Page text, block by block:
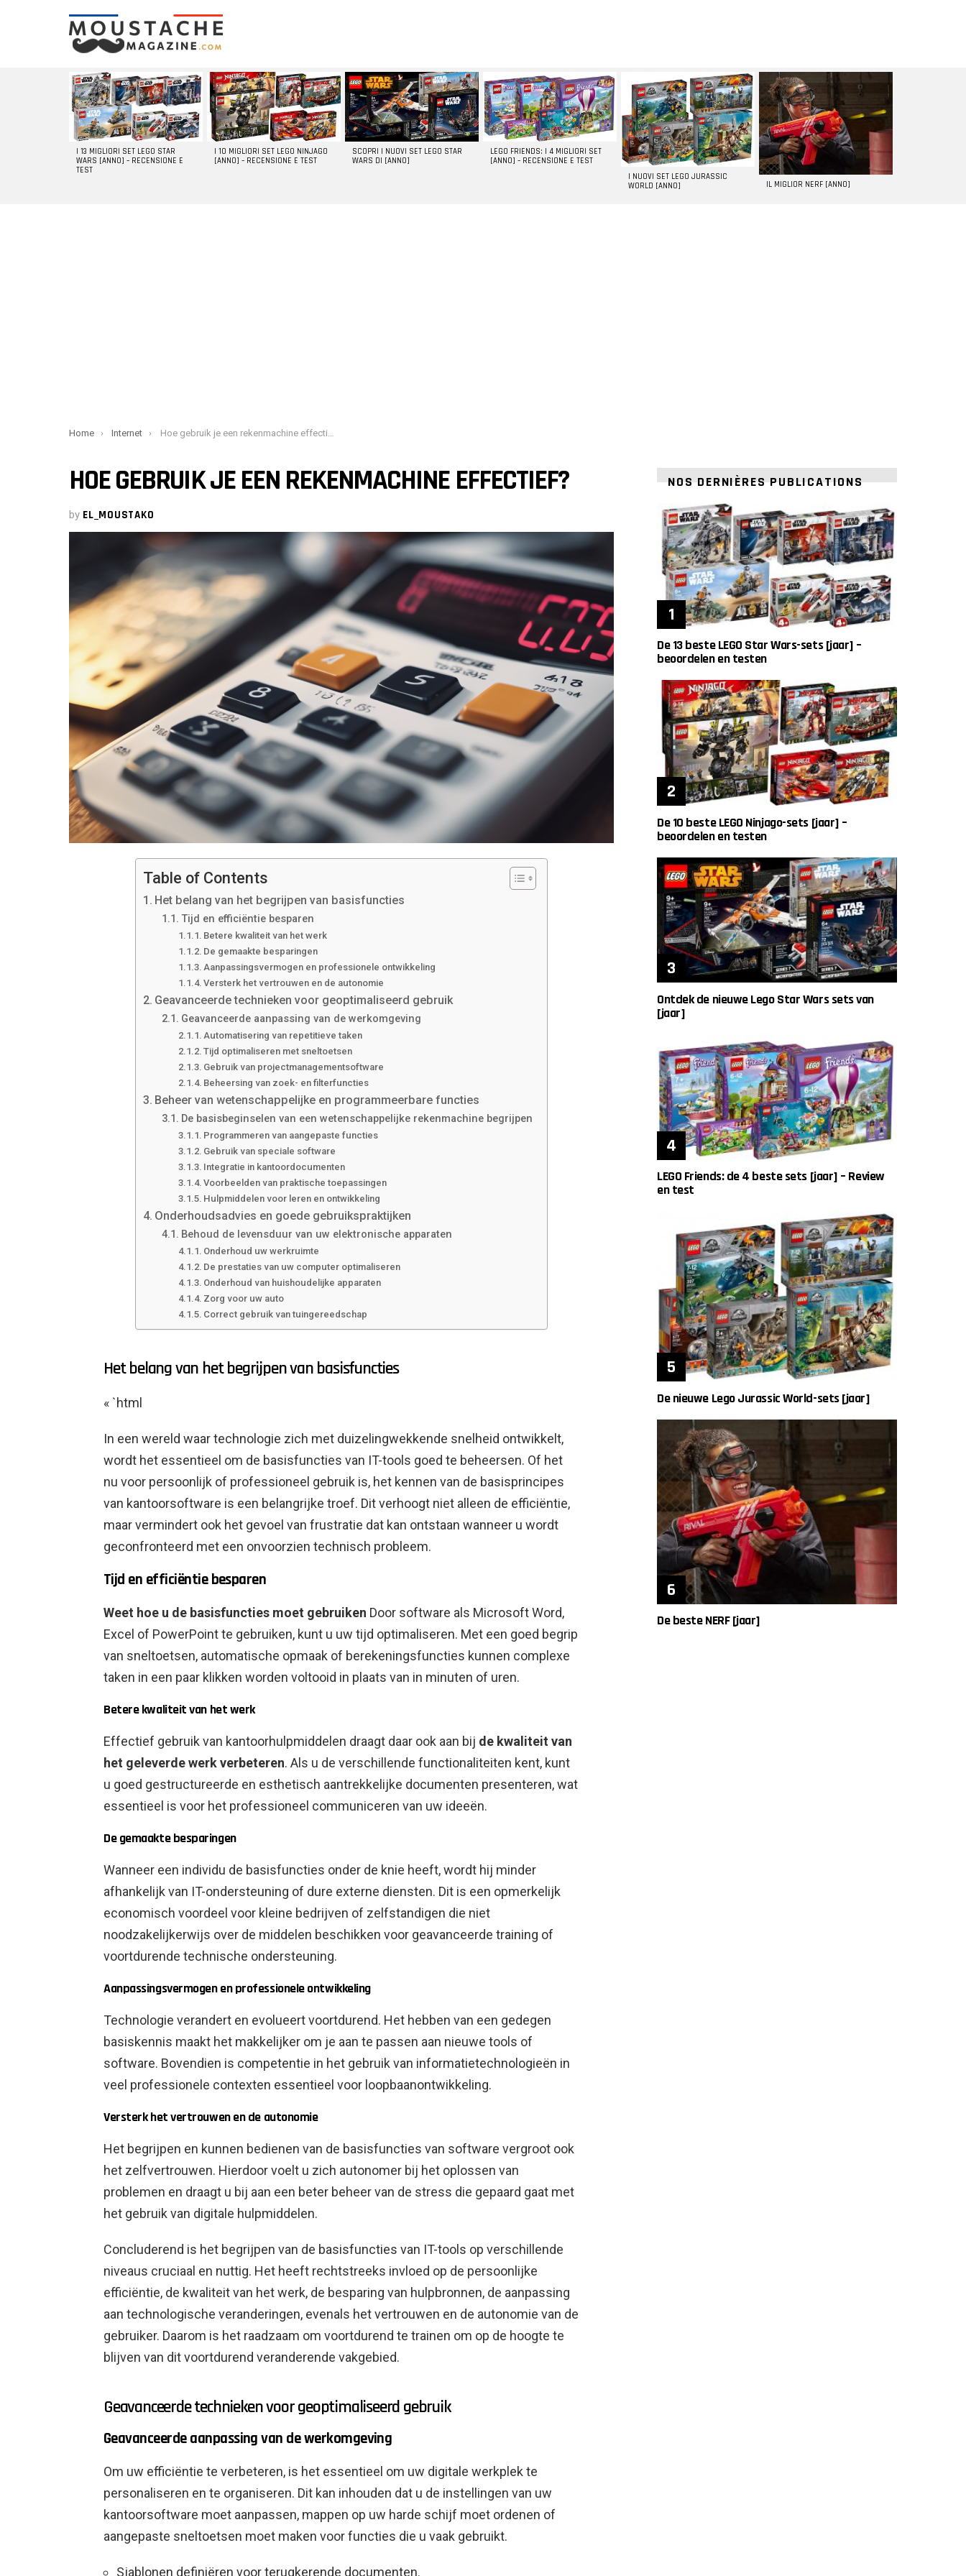
LATEST
STORIES
I 13 MIGLIORI SET LEGO STAR
WARS [ANNO] – RECENSIONE E
TEST
I 10 MIGLIORI SET LEGO NINJAGO
[ANNO] – RECENSIONE E TEST
SCOPRI I NUOVI SET LEGO STAR
WARS DI [ANNO]
LEGO FRIENDS: I 4 MIGLIORI SET
[ANNO] – RECENSIONE E TEST
I NUOVI SET LEGO JURASSIC
WORLD [ANNO]
IL MIGLIOR NERF [ANNO]
You are here:
Home Internet Hoe gebruik je een rekenmachine effectief?
HOE GEBRUIK JE EEN REKENMACHINE EFFECTIEF?
by EL_MOUSTAKO
Table of Contents
Het belang van het begrijpen van basisfuncties
Tijd en efficiëntie besparen
Betere kwaliteit van het werk
De gemaakte besparingen
Aanpassingsvermogen en professionele ontwikkeling
Versterk het vertrouwen en de autonomie
Geavanceerde technieken voor geoptimaliseerd gebruik
Geavanceerde aanpassing van de werkomgeving
Automatisering van repetitieve taken
Tijd optimaliseren met sneltoetsen
Gebruik van projectmanagementsoftware
Beheersing van zoek- en filterfuncties
Beheer van wetenschappelijke en programmeerbare functies
De basisbeginselen van een wetenschappelijke rekenmachine begrijpen
Programmeren van aangepaste functies
Gebruik van speciale software
Integratie in kantoordocumenten
Voorbeelden van praktische toepassingen
Hulpmiddelen voor leren en ontwikkeling
Onderhoudsadvies en goede gebruikspraktijken
Behoud de levensduur van uw elektronische apparaten
Onderhoud uw werkruimte
De prestaties van uw computer optimaliseren
Onderhoud van huishoudelijke apparaten
Zorg voor uw auto
Correct gebruik van tuingereedschap
Het belang van het begrijpen van basisfuncties
« `html
In een wereld waar technologie zich met duizelingwekkende snelheid ontwikkelt,
wordt het essentieel om de basisfuncties van IT-tools goed te beheersen. Of het
nu voor persoonlijk of professioneel gebruik is, het kennen van de basisprincipes
van kantoorsoftware is een belangrijke troef. Dit verhoogt niet alleen de efficiëntie,
maar vermindert ook het gevoel van frustratie dat kan ontstaan ​​wanneer u wordt
geconfronteerd met een onvoorzien technisch probleem.
Tijd en efficiëntie besparen
Weet hoe u de basisfuncties moet gebruiken Door software als Microsoft Word,
Excel of PowerPoint te gebruiken, kunt u uw tijd optimaliseren. Met een goed begrip
van sneltoetsen, automatische opmaak of berekeningsfuncties kunnen complexe
taken in een paar klikken worden voltooid in plaats van in minuten of uren.
Betere kwaliteit van het werk
Effectief gebruik van kantoorhulpmiddelen draagt ​​daar ook aan bij de kwaliteit van
het geleverde werk verbeteren. Als u de verschillende functionaliteiten kent, kunt
u goed gestructureerde en esthetisch aantrekkelijke documenten presenteren, wat
essentieel is voor het professioneel communiceren van uw ideeën.
De gemaakte besparingen
Wanneer een individu de basisfuncties onder de knie heeft, wordt hij minder
afhankelijk van IT-ondersteuning of dure externe diensten. Dit is een opmerkelijk
economisch voordeel voor kleine bedrijven of zelfstandigen die niet
noodzakelijkerwijs over de middelen beschikken voor geavanceerde training of
voortdurende technische ondersteuning.
Aanpassingsvermogen en professionele ontwikkeling
Technologie verandert en evolueert voortdurend. Het hebben van een gedegen
basiskennis maakt het makkelijker om je aan te passen aan nieuwe tools of
software. Bovendien is competentie in het gebruik van informatietechnologieën in
veel professionele contexten essentieel voor loopbaanontwikkeling.
Versterk het vertrouwen en de autonomie
Het begrijpen en kunnen bedienen van de basisfuncties van software vergroot ook
het zelfvertrouwen. Hierdoor voelt u zich autonomer bij het oplossen van
problemen en draagt ​​u bij aan een beter beheer van de stress die gepaard gaat met
het gebruik van digitale hulpmiddelen.
Concluderend is het begrijpen van de basisfuncties van IT-tools op verschillende
niveaus cruciaal en nuttig. Het heeft rechtstreeks invloed op de persoonlijke
efficiëntie, de kwaliteit van het werk, de besparing van hulpbronnen, de aanpassing
aan technologische veranderingen, evenals het vertrouwen en de autonomie van de
gebruiker. Daarom is het raadzaam om voortdurend te trainen om op de hoogte te
blijven van dit voortdurend veranderende vakgebied.
Geavanceerde technieken voor geoptimaliseerd gebruik
Geavanceerde aanpassing van de werkomgeving
Om uw efficiëntie te verbeteren, is het essentieel om uw digitale werkplek te
personaliseren en te organiseren. Dit kan inhouden dat u de instellingen van uw
kantoorsoftware moet aanpassen, mappen op uw harde schijf moet ordenen of
aangepaste sneltoetsen moet maken voor functies die u vaak gebruikt.
Sjablonen definiëren voor terugkerende documenten.
NOS DERNIÈRES PUBLICATIONS
De 13 beste LEGO Star Wars-sets [jaar] –
beoordelen en testen
De 10 beste LEGO Ninjago-sets [jaar] –
beoordelen en testen
Ontdek de nieuwe Lego Star Wars sets van
[jaar]
LEGO Friends: de 4 beste sets [jaar] – Review
en test
De nieuwe Lego Jurassic World-sets [jaar]
De beste NERF [jaar]